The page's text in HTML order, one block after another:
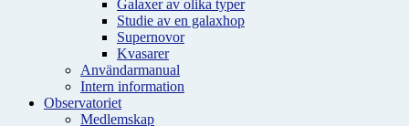
Galaxer av olika typer
Studie av en galaxhop
Supernovor
Kvasarer
Användarmanual
Intern information
Observatoriet
Medlemskap